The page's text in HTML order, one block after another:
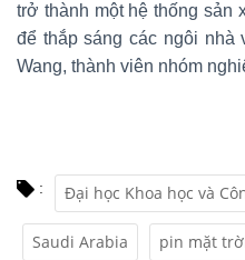
trở thành một hệ thống sản
để thắp sáng các ngôi
Wang, thành viên nhóm
: Đại học Khoa học và
Saudi Arabia pin mặt